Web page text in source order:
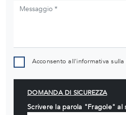
Acconsento all'informativa sulla
DOMANDA DI SICUREZZA
Scrivere la parola "Fragole" al